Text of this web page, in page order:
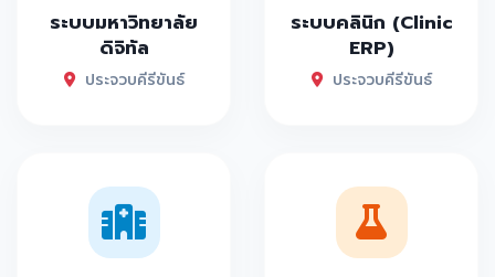
ระบบมหาวิทยาลัย
ดิจิทัล
ประจวบคีรีขันธ์
ระบบคลินิก (Clinic
ERP)
ประจวบคีรีขันธ์